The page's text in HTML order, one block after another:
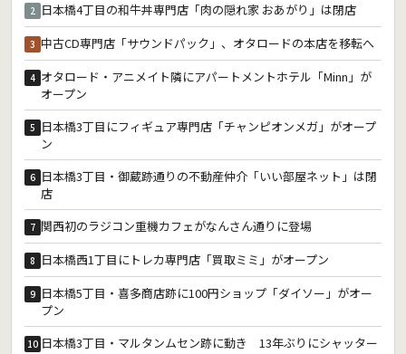
2 日本橋4丁目の和牛丼専門店「肉の隠れ家 おあがり」は閉店
3 中古CD専門店「サウンドパック」、オタロードの本店を移転へ
4 オタロード・アニメイト隣にアパートメントホテル「Minn」が
オープン
5 日本橋3丁目にフィギュア専門店「チャンピオンメガ」がオープ
ン
6 日本橋3丁目・御蔵跡通りの不動産仲介「いい部屋ネット」は閉
店
7 関西初のラジコン重機カフェがなんさん通りに登場
8 日本橋西1丁目にトレカ専門店「買取ミミ」がオープン
9 日本橋5丁目・喜多商店跡に100円ショップ「ダイソー」がオー
プン
10 日本橋3丁目・マルタンムセン跡に動き 13年ぶりにシャッター